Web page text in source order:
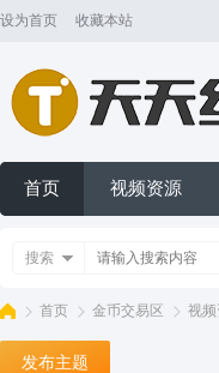
设为首页 收藏本站
首页 视频资源
搜索
首页 金币交易区 视
发布主题